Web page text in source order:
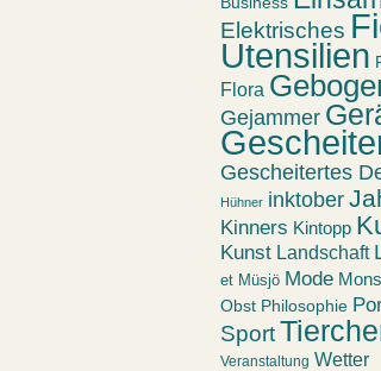
Elektrisches
Utensilien
Flora
Gejammer
Gescheitertes
Hühner inktober
Kinners Kintopp
Kunst Landschaft
et Müsjö Mode
Obst Philosophie
Sport
Veranstaltung Wetter